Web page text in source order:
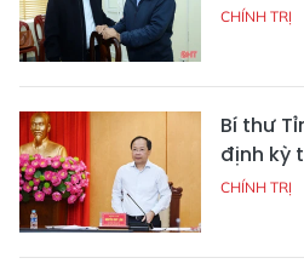
CHÍNH TRỊ
Bí thư
định kỳ
CHÍNH TRỊ